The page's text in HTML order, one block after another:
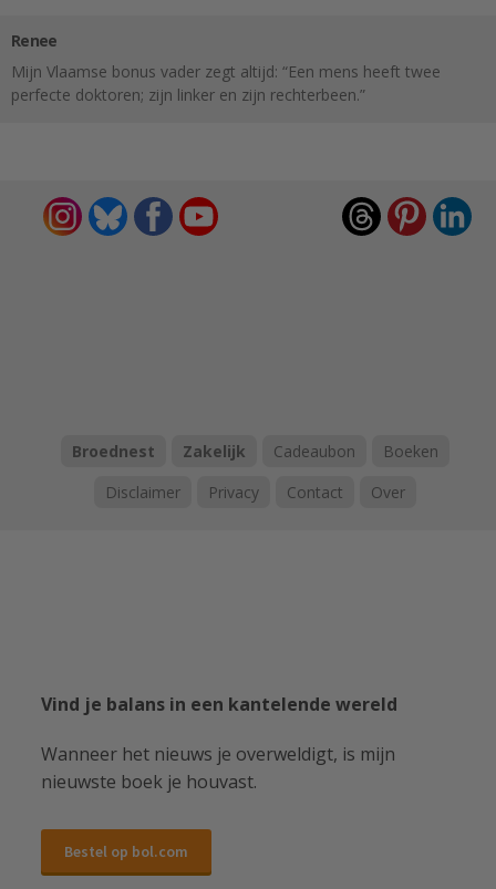
Renee
Mijn Vlaamse bonus vader zegt altijd: “Een mens heeft twee
perfecte doktoren; zijn linker en zijn rechterbeen.”
Broednest Zakelijk Cadeaubon
Boeken
Disclaimer
Privacy Contact Over
Vind je balans in een kantelende wereld
Wanneer het nieuws je overweldigt, is mijn
nieuwste boek je houvast.
Bestel op bol.com